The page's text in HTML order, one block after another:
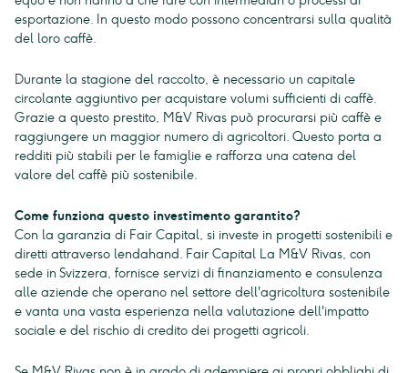
esportazione. In questo modo possono concentrarsi sulla qualità
del loro caffè.
Durante la stagione del raccolto, è necessario un capitale
circolante aggiuntivo per acquistare volumi sufficienti di caffè.
Grazie a questo prestito, M&V Rivas può procurarsi più caffè e
raggiungere un maggior numero di agricoltori. Questo porta a
redditi più stabili per le famiglie e rafforza una catena del
valore del caffè più sostenibile.
Come funziona questo investimento garantito?
Con la garanzia di Fair Capital, si investe in progetti sostenibili e
diretti attraverso lendahand. Fair Capital La M&V Rivas, con
sede in Svizzera, fornisce servizi di finanziamento e consulenza
alle aziende che operano nel settore dell'agricoltura sostenibile
e vanta una vasta esperienza nella valutazione dell'impatto
sociale e del rischio di credito dei progetti agricoli.